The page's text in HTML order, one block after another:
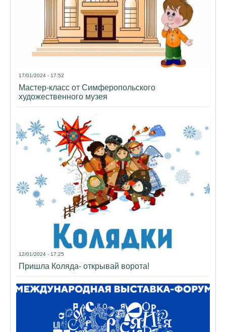
17/01/2024 - 17:52
Мастер-класс от Симферопольского
художественного музея
12/01/2024 - 17:25
Пришла Коляда- открывай ворота!